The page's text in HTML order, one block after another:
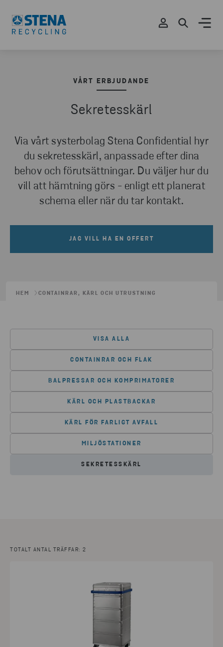
VÅRT ERBJUDANDE
Sekretesskärl
Via vårt systerbolag Stena Confidential hyr
du sekretesskärl, anpassade efter dina
behov och förutsättningar. Du väljer hur du
vill att hämtning görs - enligt ett planerat
schema eller när du tar kontakt.
JAG VILL HA EN OFFERT
HEM CONTAINRAR, KÄRL OCH UTRUSTNING
VISA ALLA
CONTAINRAR OCH FLAK
BALPRESSAR OCH KOMPRIMATORER
KÄRL OCH PLASTBACKAR
KÄRL FÖR FARLIGT AVFALL
MILJÖSTATIONER
SEKRETESSKÄRL
TOTALT ANTAL TRÄFFAR: 2